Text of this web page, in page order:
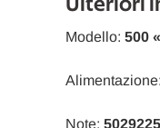
Modello: 500
Alimentazione:
Note: